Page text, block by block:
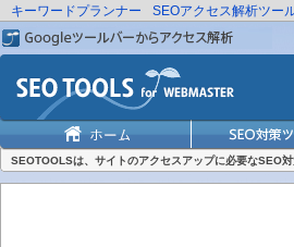
キーワードプランナー SEOアクセス解析ツー
SEOTOOLSは、サイトのアクセスアップに必要なSEO